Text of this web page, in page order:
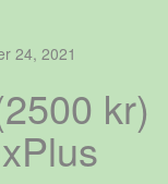
24, 2021
kr)